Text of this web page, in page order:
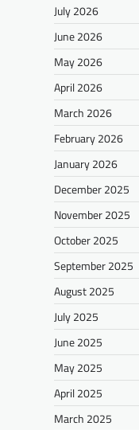
July 2026
June 2026
May 2026
April 2026
March 2026
February 2026
January 2026
December 2025
November 2025
October 2025
September 2025
August 2025
July 2025
June 2025
May 2025
April 2025
March 2025